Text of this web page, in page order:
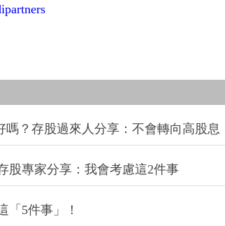
？存股過來人分享：不會轉向高股息
專家分享：我會考慮這2件事
「5件事」！